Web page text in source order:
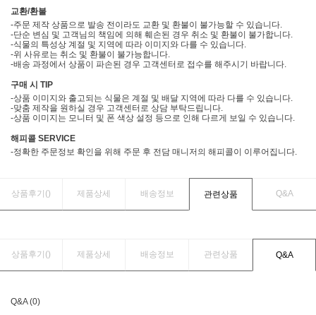
교환/환불
-주문 제작 상품으로 발송 전이라도 교환 및 환불이 불가능할 수 있습니다.
-단순 변심 및 고객님의 책임에 의해 훼손된 경우 취소 및 환불이 불가합니다.
-식물의 특성상 계절 및 지역에 따라 이미지와 다를 수 있습니다.
-위 사유로는 취소 및 환불이 불가능합니다.
-배송 과정에서 상품이 파손된 경우 고객센터로 접수를 해주시기 바랍니다.
구매 시 TIP
-상품 이미지와 출고되는 식물은 계절 및 배달 지역에 따라 다를 수 있습니다.
-맞춤 제작을 원하실 경우 고객센터로 상담 부탁드립니다.
-상품 이미지는 모니터 및 폰 색상 설정 등으로 인해 다르게 보일 수 있습니다.
해피콜 SERVICE
-정확한 주문정보 확인을 위해 주문 후 전담 매니저의 해피콜이 이루어집니다.
상품후기() 제품상세 배송정보 관련상품 Q&A
상품후기() 제품상세 배송정보 관련상품 Q&A
Q&A (0)